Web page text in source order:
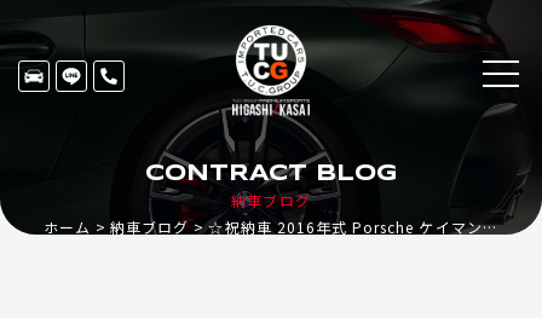
納車ブログ
CONTRACT BLOG
ホーム 納車ブログ ☆祝納車 2016年式 Porsche ケイマンGT4 埼玉県☆